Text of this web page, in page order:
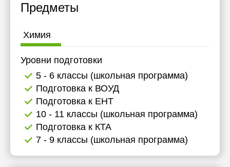
Предметы
Химия
Уровни подготовки
5 - 6 классы (школьная программа)
Подготовка к ВОУД
Подготовка к ЕНТ
10 - 11 классы (школьная программа)
Подготовка к КТА
7 - 9 классы (школьная программа)
13:00
13:30
14:30
15:00
15:30